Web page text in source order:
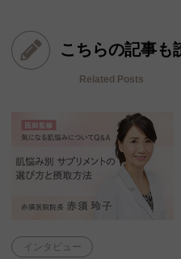
こちらの記事も
Related Posts
インタビュー